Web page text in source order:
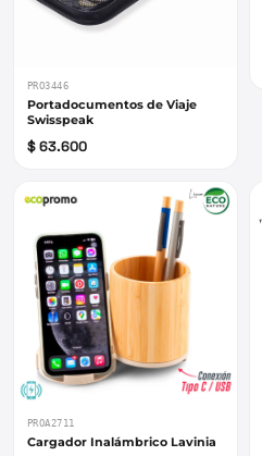
PRO3446
Portadocumentos de Viaje
Swisspeak
$ 63.600
PROA2711
Cargador Inalámbrico Lavinia